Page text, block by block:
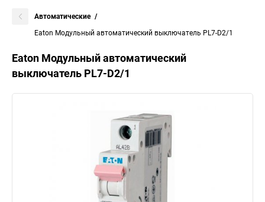
Автоматические
Eaton Модульный автоматический выключатель PL7-D2/1
Eaton Модульный автоматический
выключатель PL7-D2/1